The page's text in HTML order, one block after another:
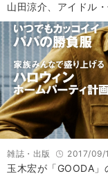
山田涼介、アイドル
雑誌・出版 2017/09/
玉木宏が「GOODA